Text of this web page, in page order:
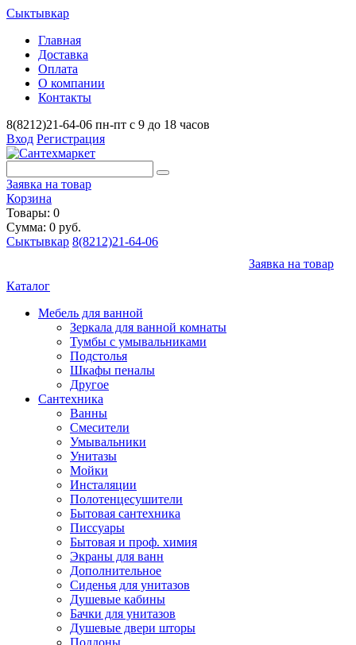
Сыктывкар
Главная
Доставка
Оплата
О компании
Контакты
8(8212)21-64-06 пн-пт с 9 до 18 часов
Вход Регистрация
Заявка на товар
Корзина
Товары: 0
Сумма: 0 руб.
Сыктывкар 8(8212)21-64-06
Заявка на товар
Каталог
Мебель для ванной
Зеркала для ванной комнаты
Тумбы с умывальниками
Подстолья
Шкафы пеналы
Другое
Сантехника
Ванны
Смесители
Умывальники
Унитазы
Мойки
Инсталяции
Полотенцесушители
Бытовая сантехника
Писсуары
Бытовая и проф. химия
Экраны для ванн
Дополнительное
Сиденья для унитазов
Душевые кабины
Бачки для унитазов
Душевые двери шторы
Поддоны